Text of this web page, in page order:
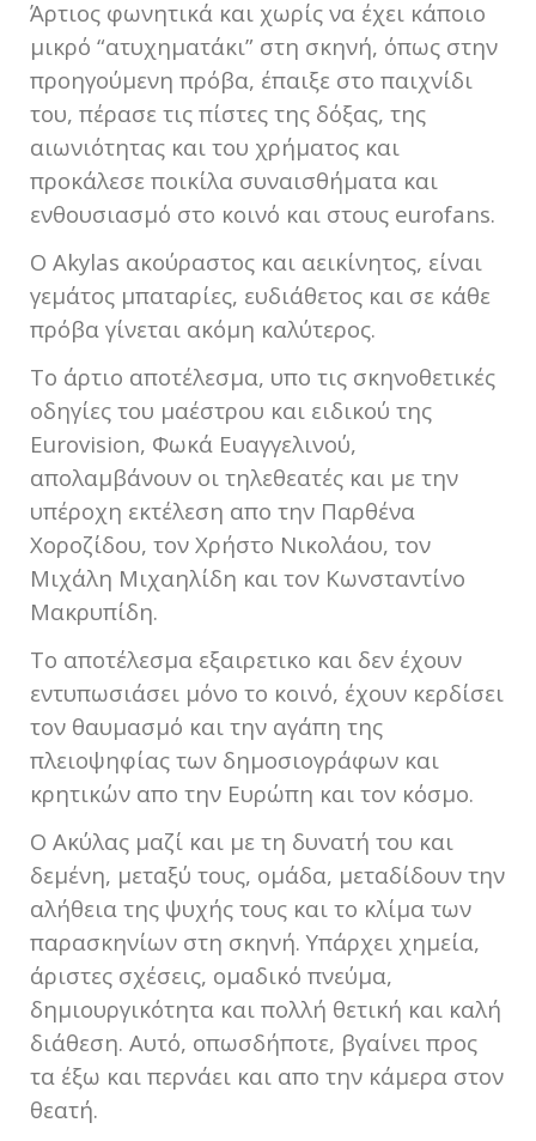
Άρτιος φωνητικά και χωρίς να έχει κάποιο
μικρό “ατυχηματάκι” στη σκηνή, όπως στην
προηγούμενη πρόβα, έπαιξε στο παιχνίδι
του, πέρασε τις πίστες της δόξας, της
αιωνιότητας και του χρήματος και
προκάλεσε ποικίλα συναισθήματα και
ενθουσιασμό στο κοινό και στους eurofans.
O Akylas ακούραστος και αεικίνητος, είναι
γεμάτος μπαταρίες, ευδιάθετος και σε κάθε
πρόβα γίνεται ακόμη καλύτερος.
Το άρτιο αποτέλεσμα, υπο τις σκηνοθετικές
οδηγίες του μαέστρου και ειδικού της
Eurovision, Φωκά Ευαγγελινού,
απολαμβάνουν οι τηλεθεατές και με την
υπέροχη εκτέλεση απο την Παρθένα
Χοροζίδου, τον Χρήστο Νικολάου, τον
Μιχάλη Μιχαηλίδη και τον Κωνσταντίνο
Μακρυπίδη.
Το αποτέλεσμα εξαιρετικο και δεν έχουν
εντυπωσιάσει μόνο το κοινό, έχουν κερδίσει
τον θαυμασμό και την αγάπη της
πλειοψηφίας των δημοσιογράφων και
κρητικών απο την Ευρώπη και τον κόσμο.
Ο Ακύλας μαζί και με τη δυνατή του και
δεμένη, μεταξύ τους, ομάδα, μεταδίδουν την
αλήθεια της ψυχής τους και το κλίμα των
παρασκηνίων στη σκηνή. Υπάρχει χημεία,
άριστες σχέσεις, ομαδικό πνεύμα,
δημιουργικότητα και πολλή θετική και καλή
διάθεση. Αυτό, οπωσδήποτε, βγαίνει προς
τα έξω και περνάει και απο την κάμερα στον
θεατή.